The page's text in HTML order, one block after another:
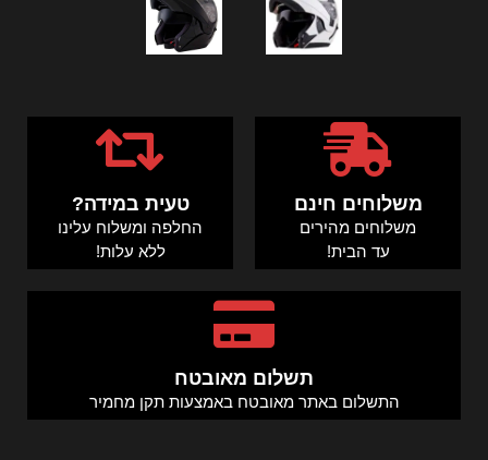
משלוחים חינם
משלוחים מהירים
עד הבית!
טעית במידה?
החלפה ומשלוח עלינו
ללא עלות!
תשלום מאובטח
התשלום באתר מאובטח באמצעות תקן מחמיר